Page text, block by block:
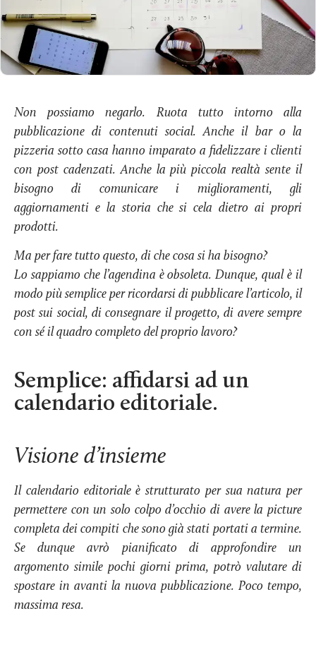
Non possiamo negarlo. Ruota tutto intorno alla
pubblicazione di contenuti social. Anche il bar o la
pizzeria sotto casa hanno imparato a fidelizzare i clienti
con post cadenzati. Anche la più piccola realtà sente il
bisogno di comunicare i miglioramenti, gli
aggiornamenti e la storia che si cela dietro ai propri
prodotti.
Ma per fare tutto questo, di che cosa si ha bisogno?
Lo sappiamo che l’agendina è obsoleta. Dunque, qual è il
modo più semplice per ricordarsi di pubblicare l’articolo, il
post sui social, di consegnare il progetto, di avere sempre
con sé il quadro completo del proprio lavoro?
Semplice: affidarsi ad un
calendario editoriale.
Visione d’insieme
Il calendario editoriale è strutturato per sua natura per
permettere con un solo colpo d’occhio di avere la picture
completa dei compiti che sono già stati portati a termine.
Se dunque avrò pianificato di approfondire un
argomento simile pochi giorni prima, potrò valutare di
spostare in avanti la nuova pubblicazione. Poco tempo,
massima resa.